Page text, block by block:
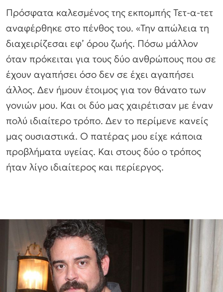
Πρόσφατα καλεσμένος της εκπομπής Τετ-α-τετ
αναφέρθηκε στο πένθος του. «Την απώλεια τη
διαχειρίζεσαι εφ’ όρου ζωής. Πόσω μάλλον
όταν πρόκειται για τους δύο ανθρώπους που σε
έχουν αγαπήσει όσο δεν σε έχει αγαπήσει
άλλος. Δεν ήμουν έτοιμος για τον θάνατο των
γονιών μου. Και οι δύο μας χαιρέτισαν με έναν
πολύ ιδιαίτερο τρόπο. Δεν το περίμενε κανείς
μας ουσιαστικά. Ο πατέρας μου είχε κάποια
προβλήματα υγείας. Και στους δύο ο τρόπος
ήταν λίγο ιδιαίτερος και περίεργος.